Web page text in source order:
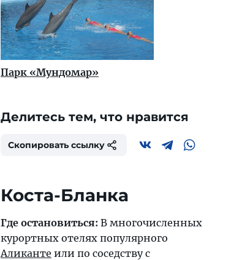
Парк «Мундомар»
Делитесь тем, что нравится
Скопировать ссылку
Коста-Бланка
Где остановиться: В многочисленных
курортных отелях популярного
Аликанте или по соседству с